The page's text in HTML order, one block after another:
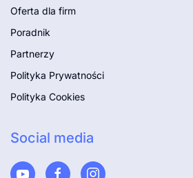
Oferta dla firm
Poradnik
Partnerzy
Polityka Prywatności
Polityka Cookies
Social media